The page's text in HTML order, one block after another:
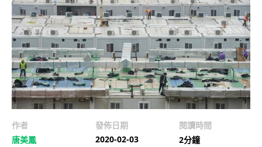
作者
唐美鳳
發佈日期
2020-02-03
閱讀時間
2分鐘